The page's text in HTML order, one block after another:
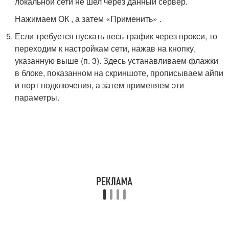
Нажимаем ОК , а затем «Применить» .
Если требуется пускать весь трафик через прокси, то
переходим к настройкам сети, нажав на кнопку,
указанную выше (п. 3). Здесь устанавливаем флажки
в блоке, показанном на скриншоте, прописываем айпи
и порт подключения, а затем применяем эти
параметры.